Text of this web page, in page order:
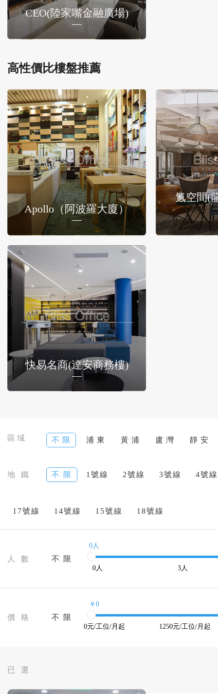
CEO(陸家嘴金融廣場)
高性價比樓盤推薦
Apollo（阿波羅大廈）
氪空間(
快易名商(達安商務樓)
區域 不 限 浦 東 黃 浦 盧 灣 靜 安
地 鐵 不 限 1號線 2號線 3號線 4號線
17號線 14號線 15號線 18號線
人 數 不 限
0人
0人 3人
價 格 不 限
￥0
0元/工位/月起 1250元/工位/月起
已 選